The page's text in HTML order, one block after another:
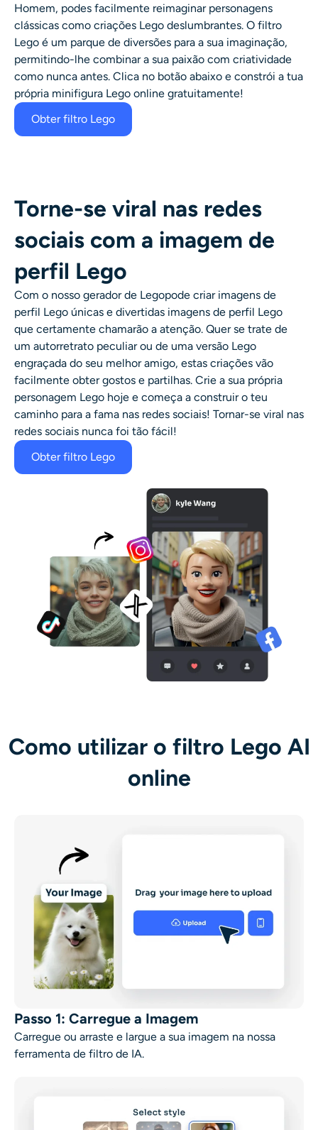
Homem, podes facilmente reimaginar personagens
clássicas como criações Lego deslumbrantes. O filtro
Lego é um parque de diversões para a sua imaginação,
permitindo-lhe combinar a sua paixão com criatividade
como nunca antes. Clica no botão abaixo e constrói a tua
própria minifigura Lego online gratuitamente!
Obter filtro Lego
Torne-se viral nas redes
sociais com a imagem de
perfil Lego
Com o nosso gerador de Legopode criar imagens de
perfil Lego únicas e divertidas imagens de perfil Lego
que certamente chamarão a atenção. Quer se trate de
um autorretrato peculiar ou de uma versão Lego
engraçada do seu melhor amigo, estas criações vão
facilmente obter gostos e partilhas. Crie a sua própria
personagem Lego hoje e começa a construir o teu
caminho para a fama nas redes sociais! Tornar-se viral nas
redes sociais nunca foi tão fácil!
Obter filtro Lego
Como utilizar o filtro Lego AI
online
Passo 1: Carregue a Imagem
Carregue ou arraste e largue a sua imagem na nossa
ferramenta de filtro de IA.